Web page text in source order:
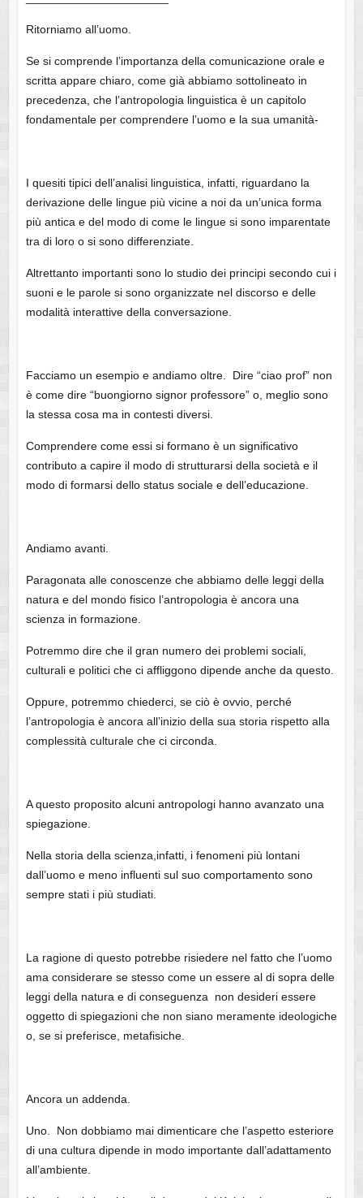
Ritorniamo all’uomo.
Se si comprende l’importanza della comunicazione orale e
scritta appare chiaro, come già abbiamo sottolineato in
precedenza, che l’antropologia linguistica è un capitolo
fondamentale per comprendere l’uomo e la sua umanità-
I quesiti tipici dell’analisi linguistica, infatti, riguardano la
derivazione delle lingue più vicine a noi da un’unica forma
più antica e del modo di come le lingue si sono imparentate
tra di loro o si sono differenziate.
Altrettanto importanti sono lo studio dei principi secondo cui i
suoni e le parole si sono organizzate nel discorso e delle
modalità interattive della conversazione.
Facciamo un esempio e andiamo oltre. Dire “ciao prof” non
è come dire “buongiorno signor professore” o, meglio sono
la stessa cosa ma in contesti diversi.
Comprendere come essi si formano è un significativo
contributo a capire il modo di strutturarsi della società e il
modo di formarsi dello status sociale e dell’educazione.
Andiamo avanti.
Paragonata alle conoscenze che abbiamo delle leggi della
natura e del mondo fisico l’antropologia è ancora una
scienza in formazione.
Potremmo dire che il gran numero dei problemi sociali,
culturali e politici che ci affliggono dipende anche da questo.
Oppure, potremmo chiederci, se ciò è ovvio, perché
l’antropologia è ancora all’inizio della sua storia rispetto alla
complessità culturale che ci circonda.
A questo proposito alcuni antropologi hanno avanzato una
spiegazione.
Nella storia della scienza,infatti, i fenomeni più lontani
dall’uomo e meno influenti sul suo comportamento sono
sempre stati i più studiati.
La ragione di questo potrebbe risiedere nel fatto che l’uomo
ama considerare se stesso come un essere al di sopra delle
leggi della natura e di conseguenza non desideri essere
oggetto di spiegazioni che non siano meramente ideologiche
o, se si preferisce, metafisiche.
Ancora un addenda.
Uno. Non dobbiamo mai dimenticare che l’aspetto esteriore
di una cultura dipende in modo importante dall’adattamento
all’ambiente.